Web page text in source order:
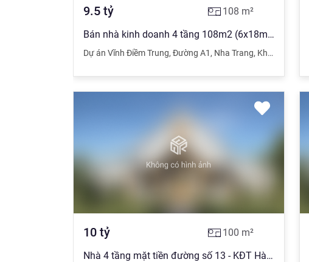
9.5 tỷ 108 m²
Bán nhà kinh doanh 4 tầng 108m2 (6x18m) mặt tiền đường A1 KĐT Vĩnh Điềm Trung Nha Trang chỉ 9,5 tỷ
Dự án Vĩnh Điềm Trung, Đường A1 , Nha Trang, Khánh Hòa
10 tỷ 100 m²
Nhà 4 tầng mặt tiền đường số 13 - KĐT Hà Quang 2 tp Nha Trang, gần Lê Hồng Phong